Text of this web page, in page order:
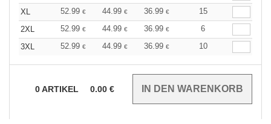
XL
52.99 € 44.99 € 36.99 €
15
2XL
52.99 € 44.99 € 36.99 €
6
3XL
52.99 € 44.99 € 36.99 € 10
0ARTIKEL 0.00 €